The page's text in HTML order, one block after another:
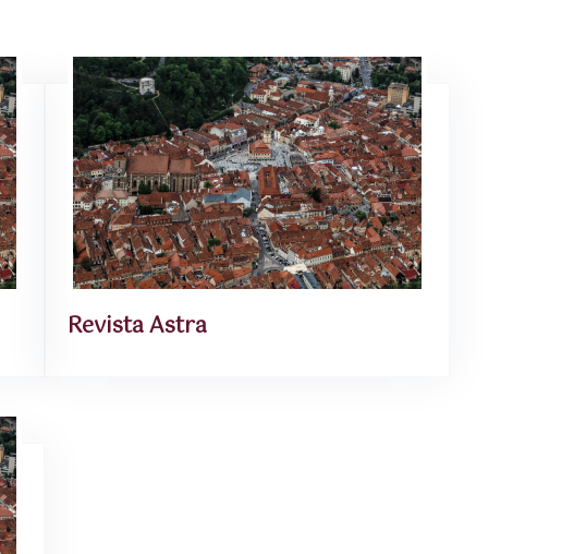
Revista Astra